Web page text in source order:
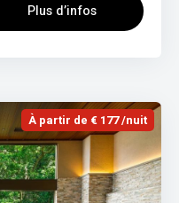
Plus d’infos
À partir de € 177 /nuit